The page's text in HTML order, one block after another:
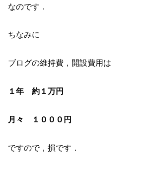
なのです．
ちなみに
ブログの維持費，開設費用は
１年 約１万円
月々 １０００円
ですので，損です．